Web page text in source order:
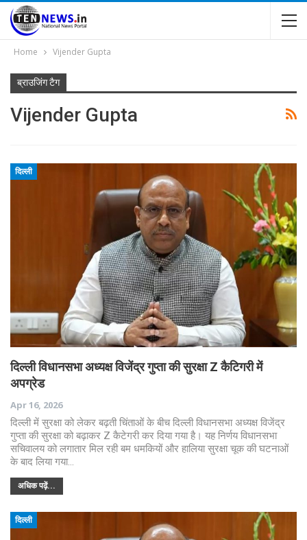
Home Vijender Gupta
ब्राउजिंग टैग
Vijender Gupta
दिल्ली
दिल्ली विधानसभा अध्यक्ष विजेंद्र गुप्ता की सुरक्षा Z कैटिगरी में
अपग्रेड
Apr 16, 2026
दिल्ली में सुरक्षा को लेकर बढ़ती चिंताओं के बीच दिल्ली विधानसभा अध्यक्ष विजेंद्र
गुप्ता की सुरक्षा को बढ़ाकर Z कैटेगरी कर दिया गया है। यह निर्णय विधानसभा
सचिवालय को लगातार मिल रही बम धमकियों और हालिया सुरक्षा चूक की घटनाओं
के बाद लिया गया…
अधिक पढ़ें...
दिल्ली